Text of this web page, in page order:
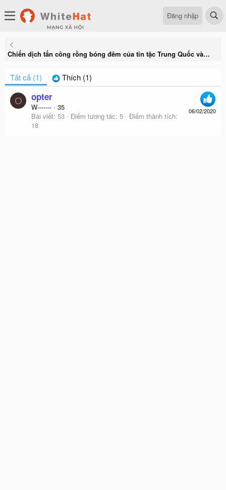
Đăng nhập
Chiến dịch tấn công rồng bóng đêm của tin tặc Trung Quốc vào các công ty dầu mỏ
Tất cả (1) Thích (1)
O
06/02/2020
opter
W------- · 35
Bài viết 53 Điểm tương tác 5
Điểm thành tích
18